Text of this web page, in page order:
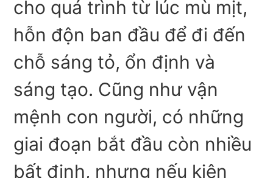
cho quá trình từ lúc mù mịt,
hỗn độn ban đầu để đi đến
chỗ sáng tỏ, ổn định và
sáng tạo. Cũng như vận
mệnh con người, có những
giai đoạn bắt đầu còn nhiều
bất định, nhưng nếu kiên